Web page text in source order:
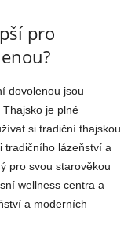
pro
dovolenou jsou
je plné
si tradiční thajskou
tradičního lázeňství a
pro svou starověkou
wellness centra a
a moderních